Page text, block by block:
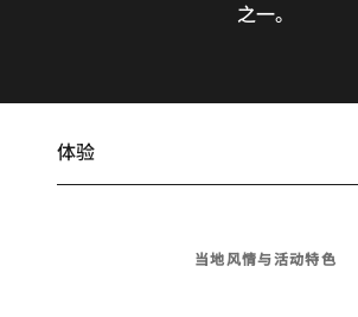
之一。
体验
当地风情与活动特色